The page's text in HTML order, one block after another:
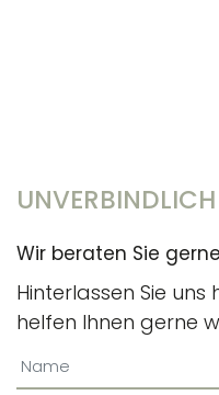
Wir beraten Sie gerne
Hinterlassen Sie uns
helfen Ihnen gerne